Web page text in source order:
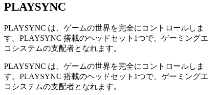
PLAYSYNC
PLAYSYNC は、ゲームの世界を完全にコントロールしま
す。PLAYSYNC 搭載のヘッドセット1つで、ゲーミングエ
コシステムの支配者となれます。
PLAYSYNC は、ゲームの世界を完全にコントロールしま
す。PLAYSYNC 搭載のヘッドセット1つで、ゲーミングエ
コシステムの支配者となれます。